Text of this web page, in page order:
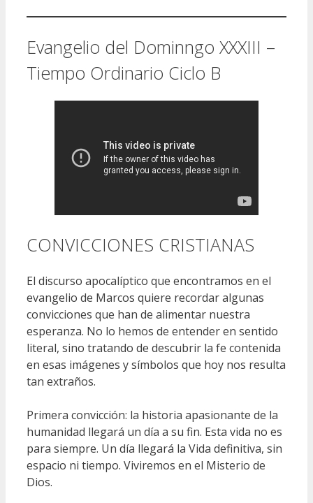
Evangelio del Dominngo XXXIII –
Tiempo Ordinario Ciclo B
CONVICCIONES CRISTIANAS
El discurso apocalíptico que encontramos en el
evangelio de Marcos quiere recordar algunas
convicciones que han de alimentar nuestra
esperanza. No lo hemos de entender en sentido
literal, sino tratando de descubrir la fe contenida
en esas imágenes y símbolos que hoy nos resulta
tan extraños.
Primera convicción: la historia apasionante de la
humanidad llegará un día a su fin. Esta vida no es
para siempre. Un día llegará la Vida definitiva, sin
espacio ni tiempo. Viviremos en el Misterio de
Dios.